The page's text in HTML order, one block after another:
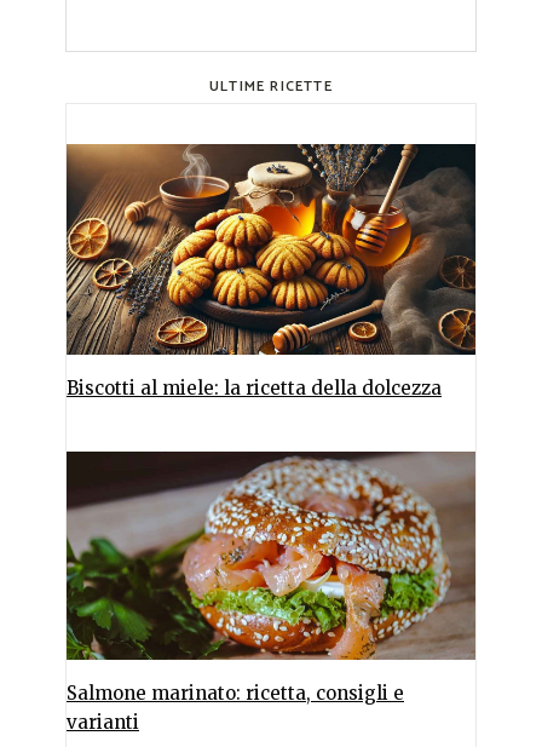
ULTIME RICETTE
Biscotti al miele: la ricetta della dolcezza
Salmone marinato: ricetta, consigli e
varianti